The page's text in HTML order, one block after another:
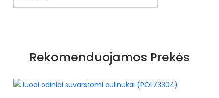
pilnas
Būklė Nauja
Rekomenduojamos Prekės